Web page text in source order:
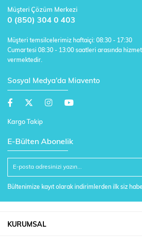
Müşteri Çözüm Merkezi
0 (850) 304 0 403
Müşteri temsilcelerimiz haftaiçi: 08:30 - 17:30
Cumartesi 08:30 - 13:00 saatleri arasında hizmet
vermektedir.
Sosyal Medya'da Miavento
Kargo Takip
E-Bülten Abonelik
Bültenimize kayıt olarak indirimlerden ilk siz
KURUMSAL